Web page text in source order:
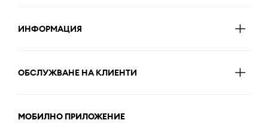
ИНФОРМАЦИЯ
ОБСЛУЖВАНЕ НА КЛИЕНТИ
МОБИЛНО ПРИЛОЖЕНИЕ